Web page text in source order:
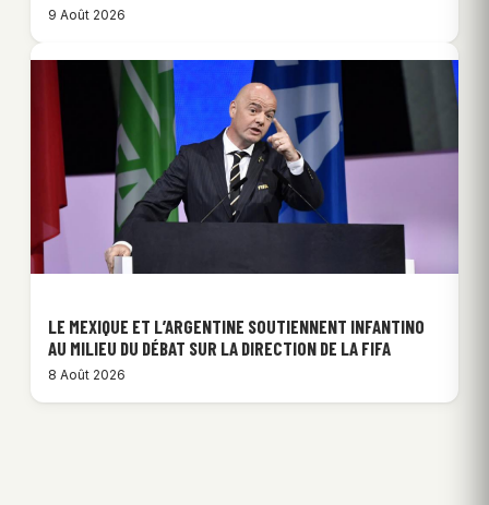
9 Août 2026
LE MEXIQUE ET L’ARGENTINE SOUTIENNENT INFANTINO
AU MILIEU DU DÉBAT SUR LA DIRECTION DE LA FIFA
8 Août 2026